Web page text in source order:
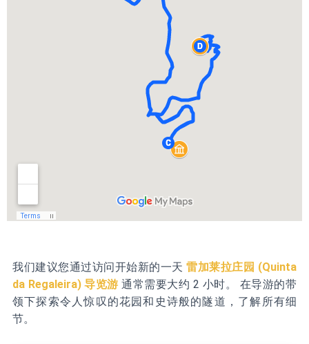
我们建议您通过访问开始新的一天雷加莱拉庄园 (Quinta
da Regaleira) 导览游通常需要大约 2 小时。 在导游的带
领下探索令人惊叹的花园和史诗般的隧道，了解所有细
节。